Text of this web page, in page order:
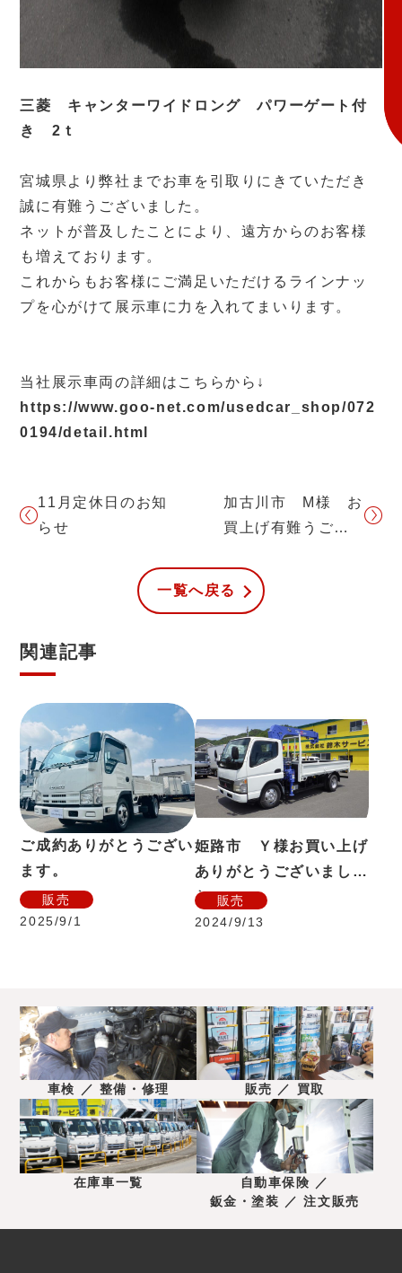
三菱 キャンターワイドロング パワーゲート付
き 2ｔ
宮城県より弊社までお車を引取りにきていただき
誠に有難うございました。
ネットが普及したことにより、遠方からのお客様
も増えております。
これからもお客様にご満足いただけるラインナッ
プを心がけて展示車に力を入れてまいります。
当社展示車両の詳細はこちらから↓
https://www.goo-net.com/usedcar_shop/072
0194/detail.html
11月定休日のお知
らせ
加古川市 M様 お
買上げ有難うござ
一覧へ戻る
関連記事
ご成約ありがとうござい
ます。
販売
2025/9/1
姫路市 Ｙ様お買い上げ
ありがとうございまし
た。販売
2024/9/13
車検 ／ 整備・修理 販売 ／ 買取
在庫車一覧
自動車保険 ／
鈑金・塗装 ／ 注文販売